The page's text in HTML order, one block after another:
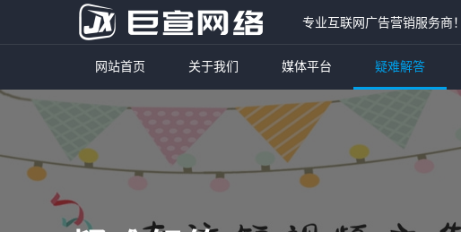
专业互联网广告营销服务商！
网站首页 关于我们 媒体平台 疑难解答